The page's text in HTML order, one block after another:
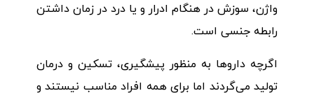
واژن، سوزش در هنگام ادرار و یا درد در زمان داشتن
رابطه جنسی است.
اگرچه داروها به منظور پیشگیری، تسکین و درمان
تولید می‌گردند اما برای همه افراد مناسب نیستند و